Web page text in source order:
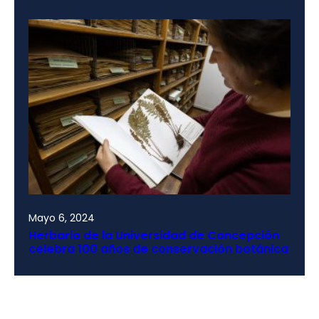
Mayo 6, 2024
Herbario de la Universidad de Concepción
celebra 100 años de conservación botánica